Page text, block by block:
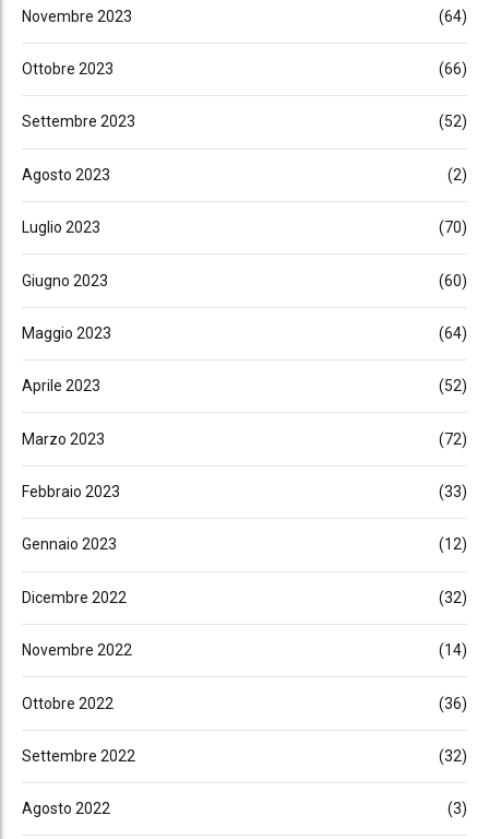
Novembre 2023 (64)
Ottobre 2023 (66)
Settembre 2023 (52)
Agosto 2023 (2)
Luglio 2023 (70)
Giugno 2023 (60)
Maggio 2023 (64)
Aprile 2023 (52)
Marzo 2023 (72)
Febbraio 2023 (33)
Gennaio 2023 (12)
Dicembre 2022 (32)
Novembre 2022 (14)
Ottobre 2022 (36)
Settembre 2022 (32)
Agosto 2022 (3)